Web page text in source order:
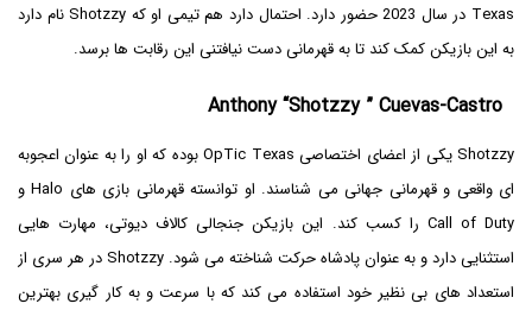
Texas در سال 2023 حضور دارد. احتمال دارد هم تیمی او که Shotzzy نام دارد
به این بازیکن کمک کند تا به قهرمانی دست نیافتنی این رقابت ها برسد.
Anthony “Shotzzy ” Cuevas-Castro
Shotzzy یکی از اعضای اختصاصی OpTic Texas بوده که او را به عنوان اعجوبه
ای واقعی و قهرمانی جهانی می شناسند. او توانسته قهرمانی بازی های Halo و
Call of Duty را کسب کند. این بازیکن جنجالی کالاف دیوتی، مهارت هایی
استثنایی دارد و به عنوان پادشاه حرکت شناخته می شود. Shotzzy در هر سری از
استعداد های بی نظیر خود استفاده می کند که با سرعت و به کار گیری بهترین